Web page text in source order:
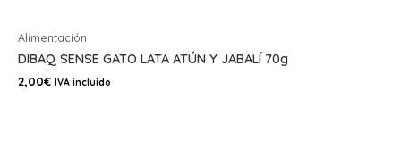
Alimentación
DIBAQ SENSE GATO LATA ATÚN Y JABALÍ 70g
2,00€ IVA incluido